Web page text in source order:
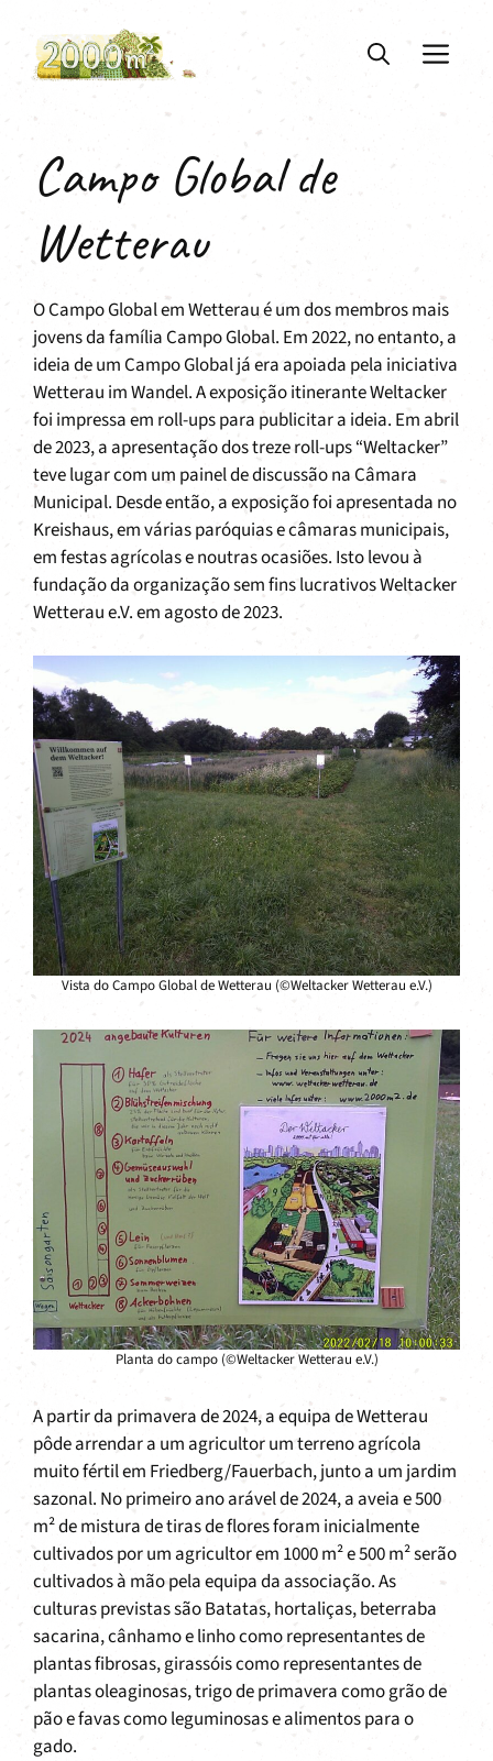
Campo Global de
Wetterau
O Campo Global em Wetterau é um dos membros mais
jovens da família Campo Global. Em 2022, no entanto, a
ideia de um Campo Global já era apoiada pela iniciativa
Wetterau im Wandel. A exposição itinerante Weltacker
foi impressa em roll-ups para publicitar a ideia. Em abril
de 2023, a apresentação dos treze roll-ups “Weltacker”
teve lugar com um painel de discussão na Câmara
Municipal. Desde então, a exposição foi apresentada no
Kreishaus, em várias paróquias e câmaras municipais,
em festas agrícolas e noutras ocasiões. Isto levou à
fundação da organização sem fins lucrativos Weltacker
Wetterau e.V. em agosto de 2023.
Vista do Campo Global de Wetterau (©Weltacker Wetterau e.V.)
Planta do campo (©Weltacker Wetterau e.V.)
A partir da primavera de 2024, a equipa de Wetterau
pôde arrendar a um agricultor um terreno agrícola
muito fértil em Friedberg/Fauerbach, junto a um jardim
sazonal. No primeiro ano arável de 2024, a aveia e 500
m² de mistura de tiras de flores foram inicialmente
cultivados por um agricultor em 1000 m² e 500 m² serão
cultivados à mão pela equipa da associação. As
culturas previstas são Batatas, hortaliças, beterraba
sacarina, cânhamo e linho como representantes de
plantas fibrosas, girassóis como representantes de
plantas oleaginosas, trigo de primavera como grão de
pão e favas como leguminosas e alimentos para o
gado.